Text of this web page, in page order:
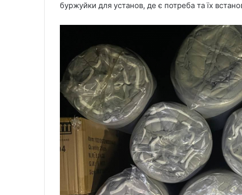
буржуйки для установ, де є потреба та їх